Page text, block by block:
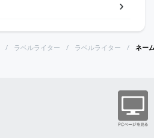
ラベルライター ラベルライター ネー